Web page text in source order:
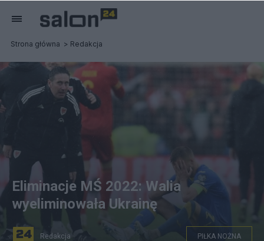
Strona główna Redakcja
Eliminacje MŚ 2022: Walia
wyeliminowała Ukrainę
Redakcja PIŁKA NOŻNA